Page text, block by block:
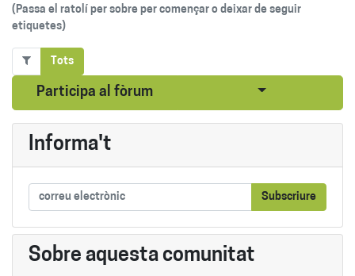
(Passa el ratolí per sobre per començar o deixar de seguir
etiquetes)
Tots
Participa al fòrum Seleccionar
Informa't
Subscriure
Sobre aquesta comunitat